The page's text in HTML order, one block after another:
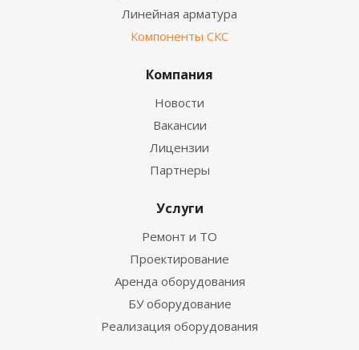
Линейная арматура
Компоненты СКС
Компания
Новости
Вакансии
Лицензии
Партнеры
Услуги
Ремонт и ТО
Проектирование
Аренда оборудования
БУ оборудование
Реализация оборудования